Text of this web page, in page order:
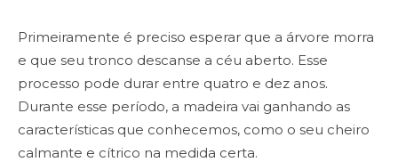
Primeiramente é preciso esperar que a árvore morra
e que seu tronco descanse a céu aberto. Esse
processo pode durar entre quatro e dez anos.
Durante esse período, a madeira vai ganhando as
características que conhecemos, como o seu cheiro
calmante e cítrico na medida certa.